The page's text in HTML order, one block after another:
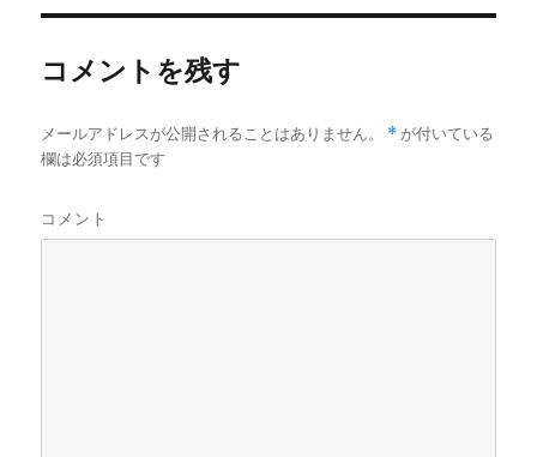
コメントを残す
メールアドレスが公開されることはありません。 * が付いている
欄は必須項目です
コメント